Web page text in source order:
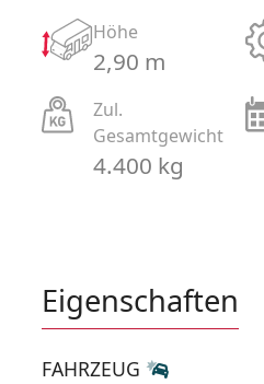
Höhe
2,90 m
Zul.
Gesamtgewicht
4.400 kg
Eigenschaften
FAHRZEUG